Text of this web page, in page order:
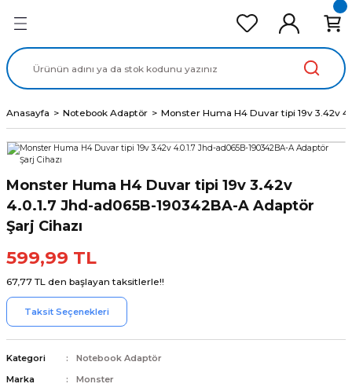
Ekran Panel
Data Kablo
Anasayfa Notebook Adaptör Monster Huma H4 Duvar tipi 19v 3.42v
Monster Huma H4 Duvar tipi 19v 3.42v
4.0.1.7 Jhd-ad065B-190342BA-A Adaptör
Şarj Cihazı
599,99 TL
67,77 TL den başlayan taksitlerle!!
Taksit Seçenekleri
Kategori
Notebook Adaptör
Marka
Monster